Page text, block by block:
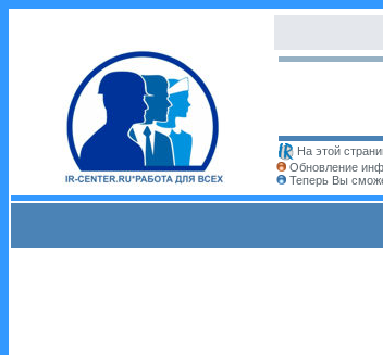
На этой
Обновление
Теперь Вы